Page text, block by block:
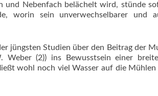
und Nebenfach belächelt wird, stünde
worin sein unverwechselbarer und
jüngsten Studien über den Beitrag der
(2)) ins Bewusstsein einer
wohl noch viel Wasser auf die Mühlen